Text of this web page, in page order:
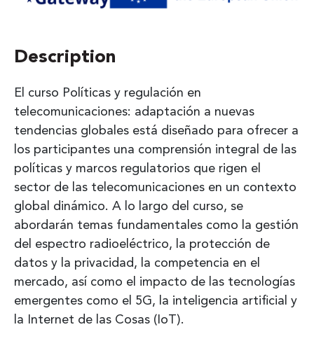
Description
El curso Políticas y regulación en
telecomunicaciones: adaptación a nuevas
tendencias globales está diseñado para ofrecer a
los participantes una comprensión integral de las
políticas y marcos regulatorios que rigen el
sector de las telecomunicaciones en un contexto
global dinámico. A lo largo del curso, se
abordarán temas fundamentales como la gestión
del espectro radioeléctrico, la protección de
datos y la privacidad, la competencia en el
mercado, así como el impacto de las tecnologías
emergentes como el 5G, la inteligencia artificial y
la Internet de las Cosas (IoT).